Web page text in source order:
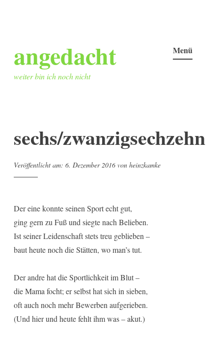
springen
angedacht
weiter bin ich noch nicht
Menü
sechs/zwanzigsechzehn
Veröffentlicht am: 6. Dezember 2016 von heinzkamke
Der eine konnte seinen Sport echt gut,
ging gern zu Fuß und siegte nach Belieben.
Ist seiner Leidenschaft stets treu geblieben –
baut heute noch die Stätten, wo man’s tut.
Der andre hat die Sportlichkeit im Blut –
die Mama focht; er selbst hat sich in sieben,
oft auch noch mehr Bewerben aufgerieben.
(Und hier und heute fehlt ihm was – akut.)